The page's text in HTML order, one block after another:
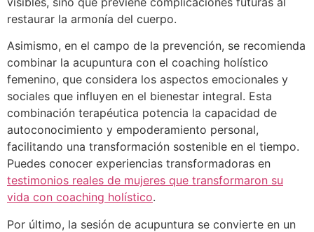
restaurar la armonía del cuerpo.
Asimismo, en el campo de la prevención, se recomienda
combinar la acupuntura con el coaching holístico
femenino, que considera los aspectos emocionales y
sociales que influyen en el bienestar integral. Esta
combinación terapéutica potencia la capacidad de
autoconocimiento y empoderamiento personal,
facilitando una transformación sostenible en el tiempo.
Puedes conocer experiencias transformadoras en
testimonios reales de mujeres que transformaron su
vida con coaching holístico.
Por último, la sesión de acupuntura se convierte en un